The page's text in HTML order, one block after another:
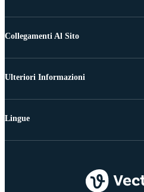
Collegamenti Al Sito
Ulteriori Informazioni
Lingue